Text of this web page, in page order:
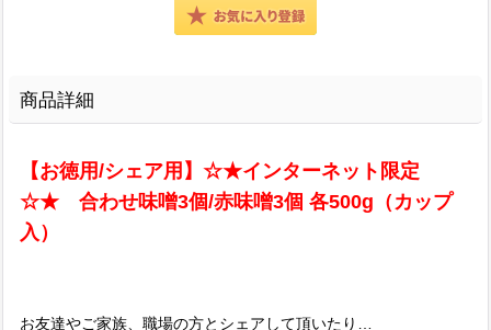
商品詳細
【お徳用/シェア用】☆★インターネット限定
☆★ 合わせ味噌3個/赤味噌3個 各500g（カップ
入）
お友達やご家族、職場の方とシェアして頂いたり…